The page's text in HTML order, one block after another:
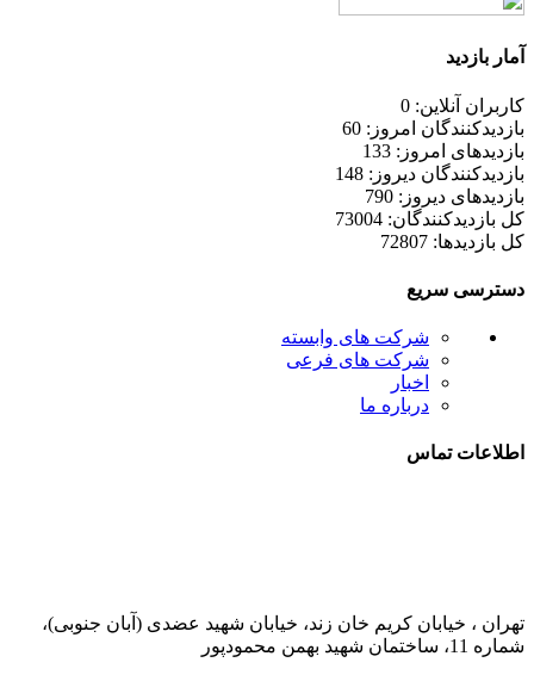
آمار بازدید
کاربران آنلاین: 0
بازدیدکنندگان امروز: 60
بازدیدهای امروز: 133
بازدیدکنندگان دیروز: 148
بازدیدهای دیروز: 790
کل بازدیدکنند‌گان: 73004
کل بازدیدها: 72807
دسترسی سریع
شرکت های وابسته
شرکت های فرعی
اخبار
درباره ما
اطلاعات تماس
تهران ، خیابان کریم خان زند، خیابان شهید عضدی (آبان جنوبی)،
شماره 11، ساختمان شهید بهمن محمودپور